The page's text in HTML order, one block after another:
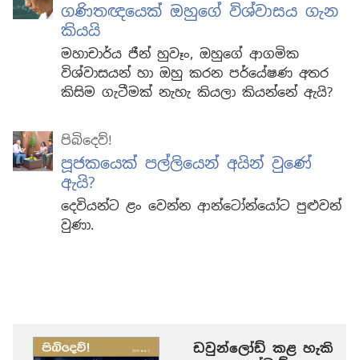
ගණිතඥයෙක් ඔහුගේ විශ්වාසය ගැන
කියයි
මහාචාර්ය ජීන් හුවෑං, ඔහුගේ ආගමික
විශ්වාසයන් හා ඔහු කරන පර්යේෂණ අතර
කිසිම ගැටීමක් නැහැ කියලා කියන්නේ ඇයි?
පිබිදෙව්!
පූජකයෙක් පල්ලියෙන් අයින් වුණේ
ඇයි?
දෙවියන්ට ළං වෙන්න ආන්ටෝන්යෝට පුළුවන්
වුණා.
ඩවුන්ලෝඩ් කළ හැකි